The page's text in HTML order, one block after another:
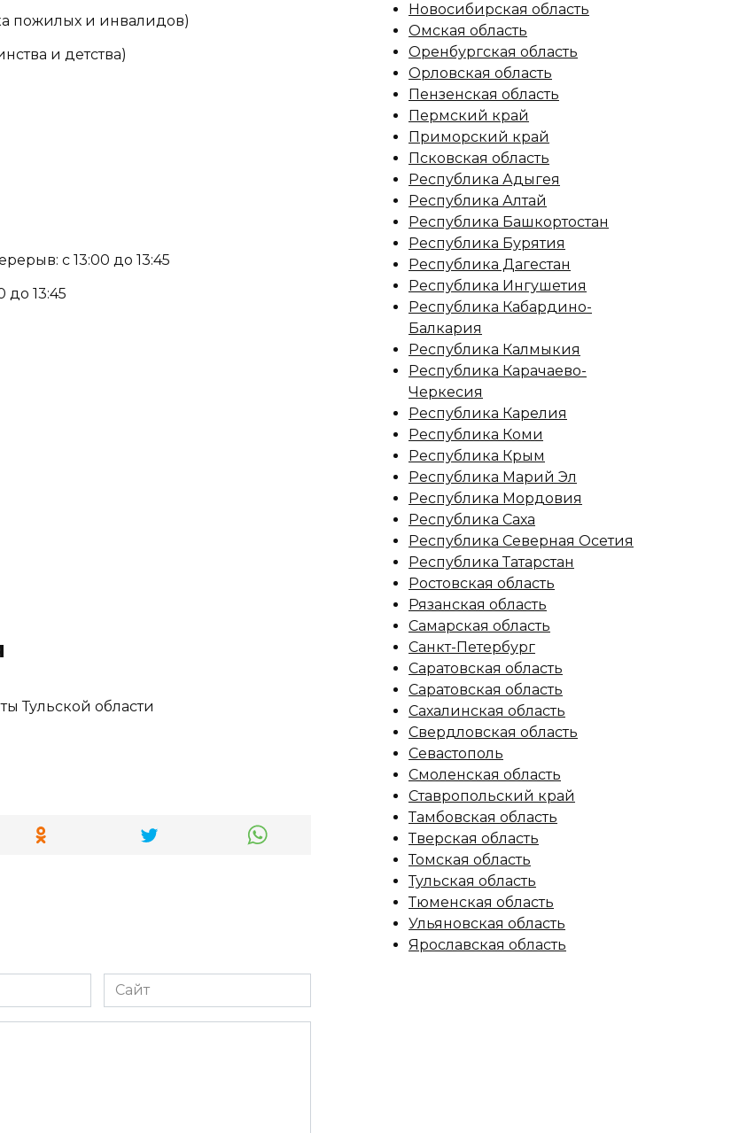
пожилых и инвалидов)
и детства)
с 13:00 до 13:45
до 13:45
Тульской области
Сайт
Новосибирская область
Омская область
Оренбургская область
Орловская область
Пензенская область
Пермский край
Приморский край
Псковская область
Республика Адыгея
Республика Алтай
Республика Башкортостан
Республика Бурятия
Республика Дагестан
Республика Ингушетия
Республика Кабардино-
Балкария
Республика Калмыкия
Республика Карачаево-
Черкесия
Республика Карелия
Республика Коми
Республика Крым
Республика Марий Эл
Республика Мордовия
Республика Саха
Республика Северная Осетия
Республика Татарстан
Ростовская область
Рязанская область
Самарская область
Санкт-Петербург
Саратовская область
Саратовская область
Сахалинская область
Свердловская область
Севастополь
Смоленская область
Ставропольский край
Тамбовская область
Тверская область
Томская область
Тульская область
Тюменская область
Ульяновская область
Ярославская область